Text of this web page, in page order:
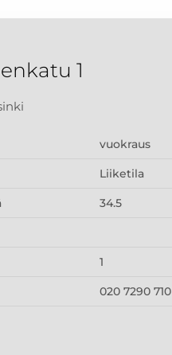
1
vuokraus
Liiketila
34.5
1
020 7290 710